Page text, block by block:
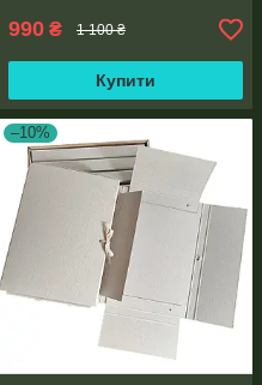
990 ₴ 1 100 ₴
Купити
–10%